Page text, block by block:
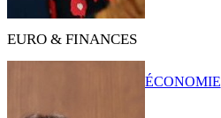
EURO & FINANCES
ÉCONOMIE